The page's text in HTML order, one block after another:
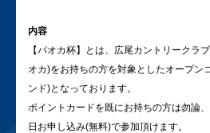
内容
【パオカ杯】とは、広尾カントリークラ
オカ)をお持ちの方を対象としたオープン
ンド)となっております。
ポイントカードを既にお持ちの方は勿論
日お申し込み(無料)で参加頂けます。